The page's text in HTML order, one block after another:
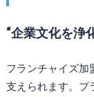
“企業文化を浄
フランチャイズ加
支えられます。プ